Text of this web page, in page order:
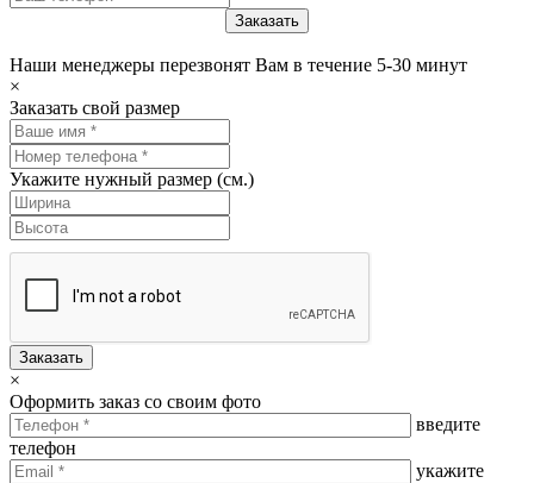
Наши менеджеры перезвонят Вам в течение 5-30 минут
×
Заказать свой размер
Укажите нужный размер (см.)
Заказать
×
Оформить заказ со своим фото
введите
телефон
укажите